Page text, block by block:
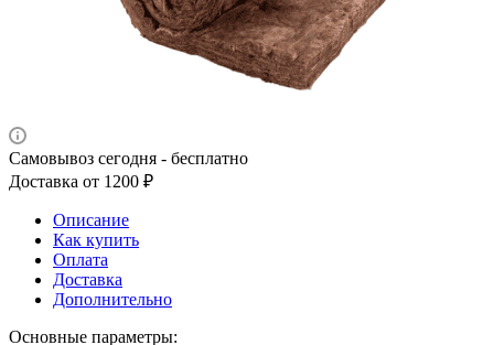
Самовывоз сегодня - бесплатно
Доставка от 1200 ₽
Описание
Как купить
Оплата
Доставка
Дополнительно
Основные параметры: